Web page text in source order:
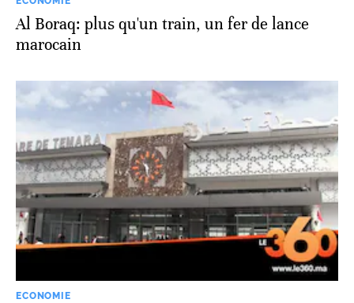
Al Boraq: plus qu'un train, un fer de lance
marocain
ECONOMIE